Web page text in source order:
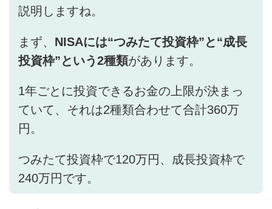
説明しますね。
まず、 NISAには“つみたて投資枠”と“成長
投資枠”という2種類があります。
1年ごとに投資できるお金の上限が決まっ
ていて、それは2種類合わせて合計360万
円。
つみたて投資枠で120万円、成長投資枠で
240万円です。